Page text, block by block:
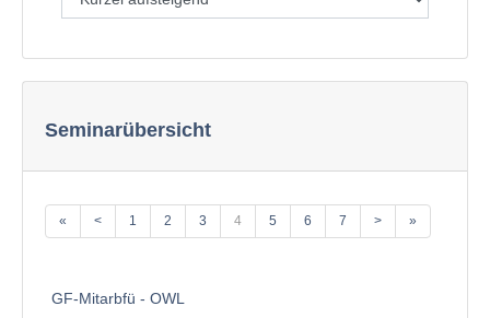
Seminarübersicht
« < 1 2 3 4 5 6 7 > »
GF-Mitarbfü - OWL